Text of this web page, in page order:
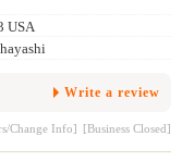
USA
Write a review
Change Info] [Business Closed]